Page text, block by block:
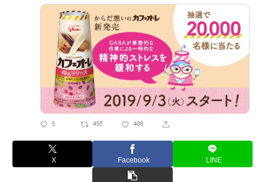
X Facebook LINE